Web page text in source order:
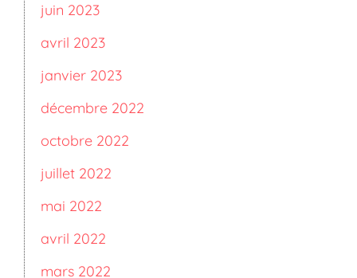
juin 2023
avril 2023
janvier 2023
décembre 2022
octobre 2022
juillet 2022
mai 2022
avril 2022
mars 2022